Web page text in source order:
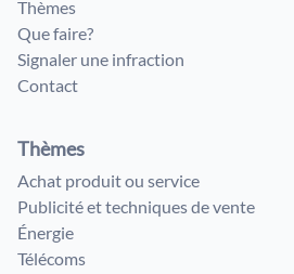
Thèmes
Que faire?
Signaler une infraction
Contact
Thèmes
Achat produit ou service
Publicité et techniques de vente
Énergie
Télécoms